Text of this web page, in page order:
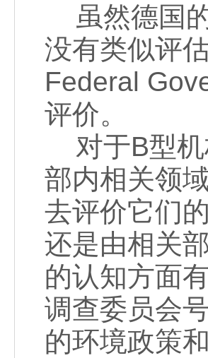
虽然德国
没有类似评
Federal
评价。
对于B型机
部内相关领
去评价它们
还是由相关
的认知方面
调查委员会
的环境政策